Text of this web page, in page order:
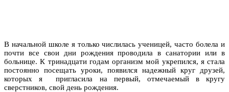
В начальной школе я только числилась ученицей, часто болела и
почти все свои дни рождения проводила в санатории или в
больнице. К тринадцати годам организм мой укрепился, я стала
постоянно посещать уроки, появился надежный круг друзей,
которых я пригласила на первый, отмечаемый в кругу
сверстников, свой день рождения.